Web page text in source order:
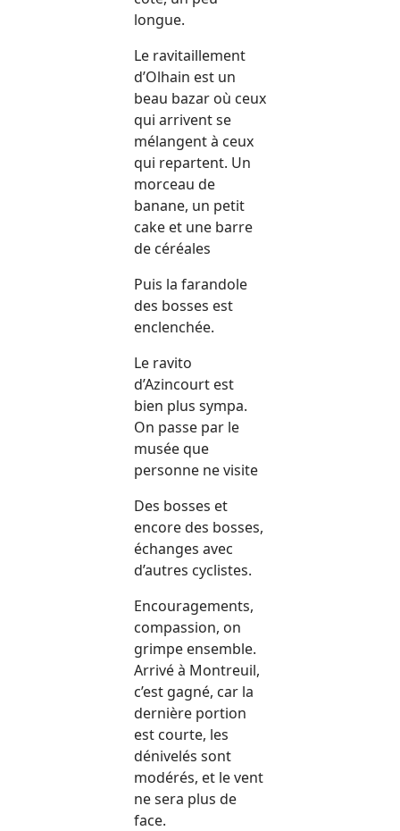
longue.
Le ravitaillement
d’Olhain est un
beau bazar où ceux
qui arrivent se
mélangent à ceux
qui repartent. Un
morceau de
banane, un petit
cake et une barre
de céréales
Puis la farandole
des bosses est
enclenchée.
Le ravito
d’Azincourt est
bien plus sympa.
On passe par le
musée que
personne ne visite
Des bosses et
encore des bosses,
échanges avec
d’autres cyclistes.
Encouragements,
compassion, on
grimpe ensemble.
Arrivé à Montreuil,
c’est gagné, car la
dernière portion
est courte, les
dénivelés sont
modérés, et le vent
ne sera plus de
face.